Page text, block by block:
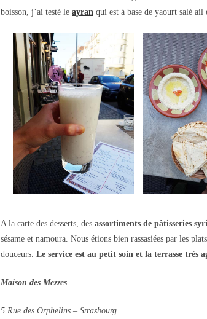
boisson, j’ai testé le ayran qui est à base de yaourt salé
A la carte des desserts, des assortiments de pâtisseries
sésame et namoura. Nous étions bien rassasiées par les
douceurs. Le service est au petit soin et la terrasse très
Maison des Mezzes
5 Rue des Orphelins – Strasbourg